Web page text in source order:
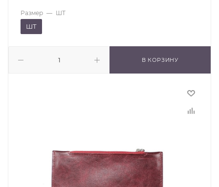
В КОРЗИНУ
Размер — ШТ
ШТ